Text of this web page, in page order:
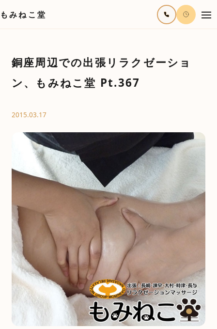
もみねこ堂
銅座周辺での出張リラクゼーショ
ン、もみねこ堂 Pt.367
2015.03.17